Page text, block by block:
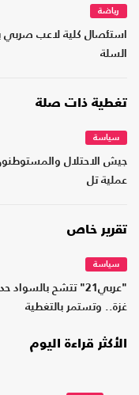
رياضة
استئصال كلية لاعب صربي
السلة
تغطية ذات صلة
سياسة
جيش الاحتلال
عملية تل
تقرير خاص
سياسة
"عربي21" تتشح
غزة.. وتستمر بالتغطية
الأكثر قراءة اليوم